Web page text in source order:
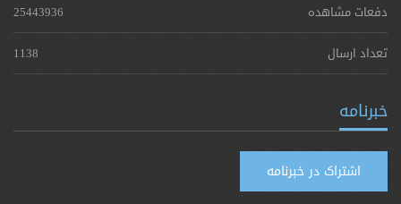
دفعات مشاهده
25443936
تعداد ارسال
1138
خبرنامه
اشتراک در خبرنامه